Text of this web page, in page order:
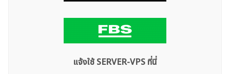
แจ้งใช้ SERVER-VPS ที่นี่